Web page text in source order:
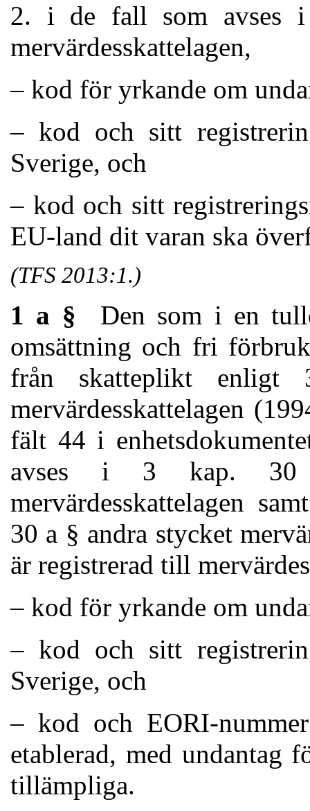
2. i de fall som avses
mervärdesskatte­lagen,
– kod för yrkande om
– kod och sitt
Sverige, och
– kod och sitt
EU-land dit varan ska
(TFS 2013:1.)
1 a § Den som i en
omsättning och fri
från skatteplikt
mervärdesskattelagen
fält 44 i
avses i 3 kap. 30
mervärdesskattelagen
30 a § andra stycket
är registrerad till
– kod för yrkande om
– kod och sitt
Sverige, och
– kod och EORI-
etablerad, med undantag
tillämpliga.